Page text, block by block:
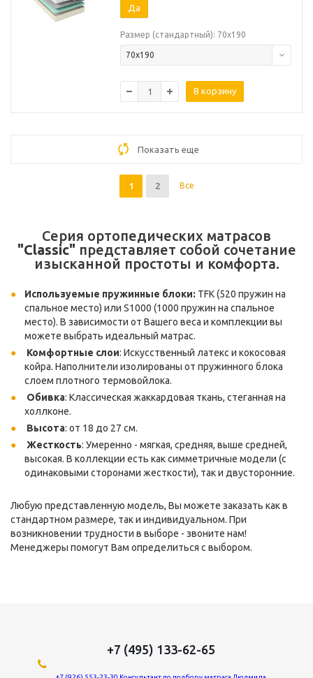
Да
Размер (стандартный): 70х190
70х190
В корзину
Показать еще
1 2 Все
Серия ортопедических матрасов
"Classic" представляет собой сочетание
изысканной простоты и комфорта.
Используемые пружинные блоки: TFK (520 пружин на
спальное место) или S1000 (1000 пружин на спальное
место). В зависимости от Вашего веса и комплекции вы
можете выбрать идеальный матрас.
Комфортные слои: Искусственный латекс и кокосовая
койра. Наполнители изолированы от пружинного блока
слоем плотного термовойлока.
Обивка: Классическая жаккардовая ткань, стеганная на
холлконе.
Высота: от 18 до 27 см.
Жесткость: Умеренно - мягкая, средняя, выше средней,
высокая. В коллекции есть как симметричные модели (с
одинаковыми сторонами жесткости), так и двусторонние.
Любую представленную модель, Вы можете заказать как в
стандартном размере, так и индивидуальном. При
возникновении трудности в выборе - звоните нам!
Менеджеры помогут Вам определиться с выбором.
+7 (495) 133-62-65